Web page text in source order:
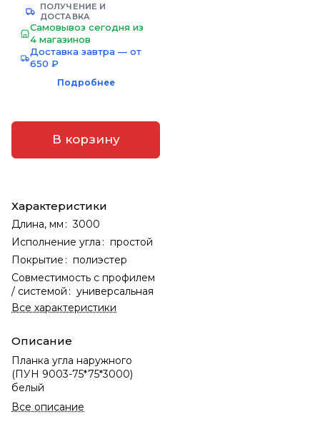
ПОЛУЧЕНИЕ И
ДОСТАВКА
Самовывоз сегодня из
4 магазинов
Доставка завтра — от
650 ₽
Подробнее
В корзину
Характеристики
Длина, мм : 3000
Исполнение угла : простой
Покрытие : полиэстер
Совместимость с профилем
/ системой : универсальная
Все характеристики
Описание
Планка угла наружного
(ПУН 9003-75*75*3000)
белый
Все описание